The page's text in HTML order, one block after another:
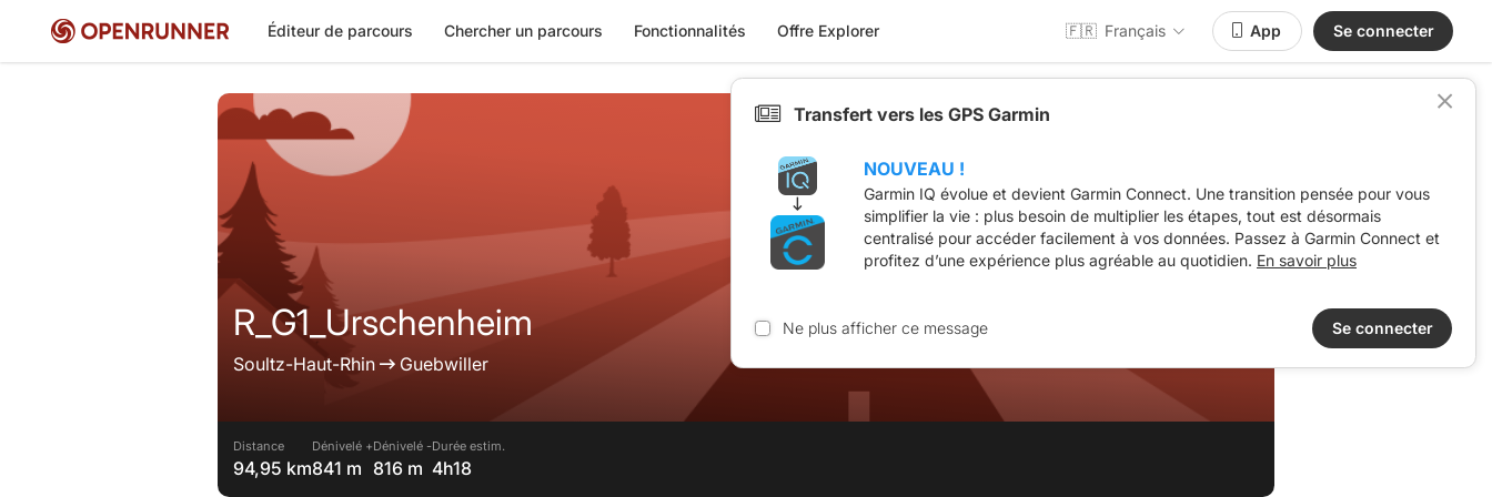
Éditeur de parcours Chercher un parcours Fonctionnalités Offre Explorer 🇫🇷 Français App Se connecter
R_G1_Urschenheim
Soultz-Haut-Rhin Guebwiller
Distance
94,95 km
Dénivelé +
841 m
Dénivelé -
816 m
Durée estim.
4h18
Transfert vers les GPS Garmin
NOUVEAU !
Garmin IQ évolue et devient Garmin Connect. Une transition pensée pour vous
simplifier la vie : plus besoin de multiplier les étapes, tout est désormais
centralisé pour accéder facilement à vos données. Passez à Garmin Connect et
profitez d’une expérience plus agréable au quotidien. En savoir plus
Ne plus afficher ce message Se connecter